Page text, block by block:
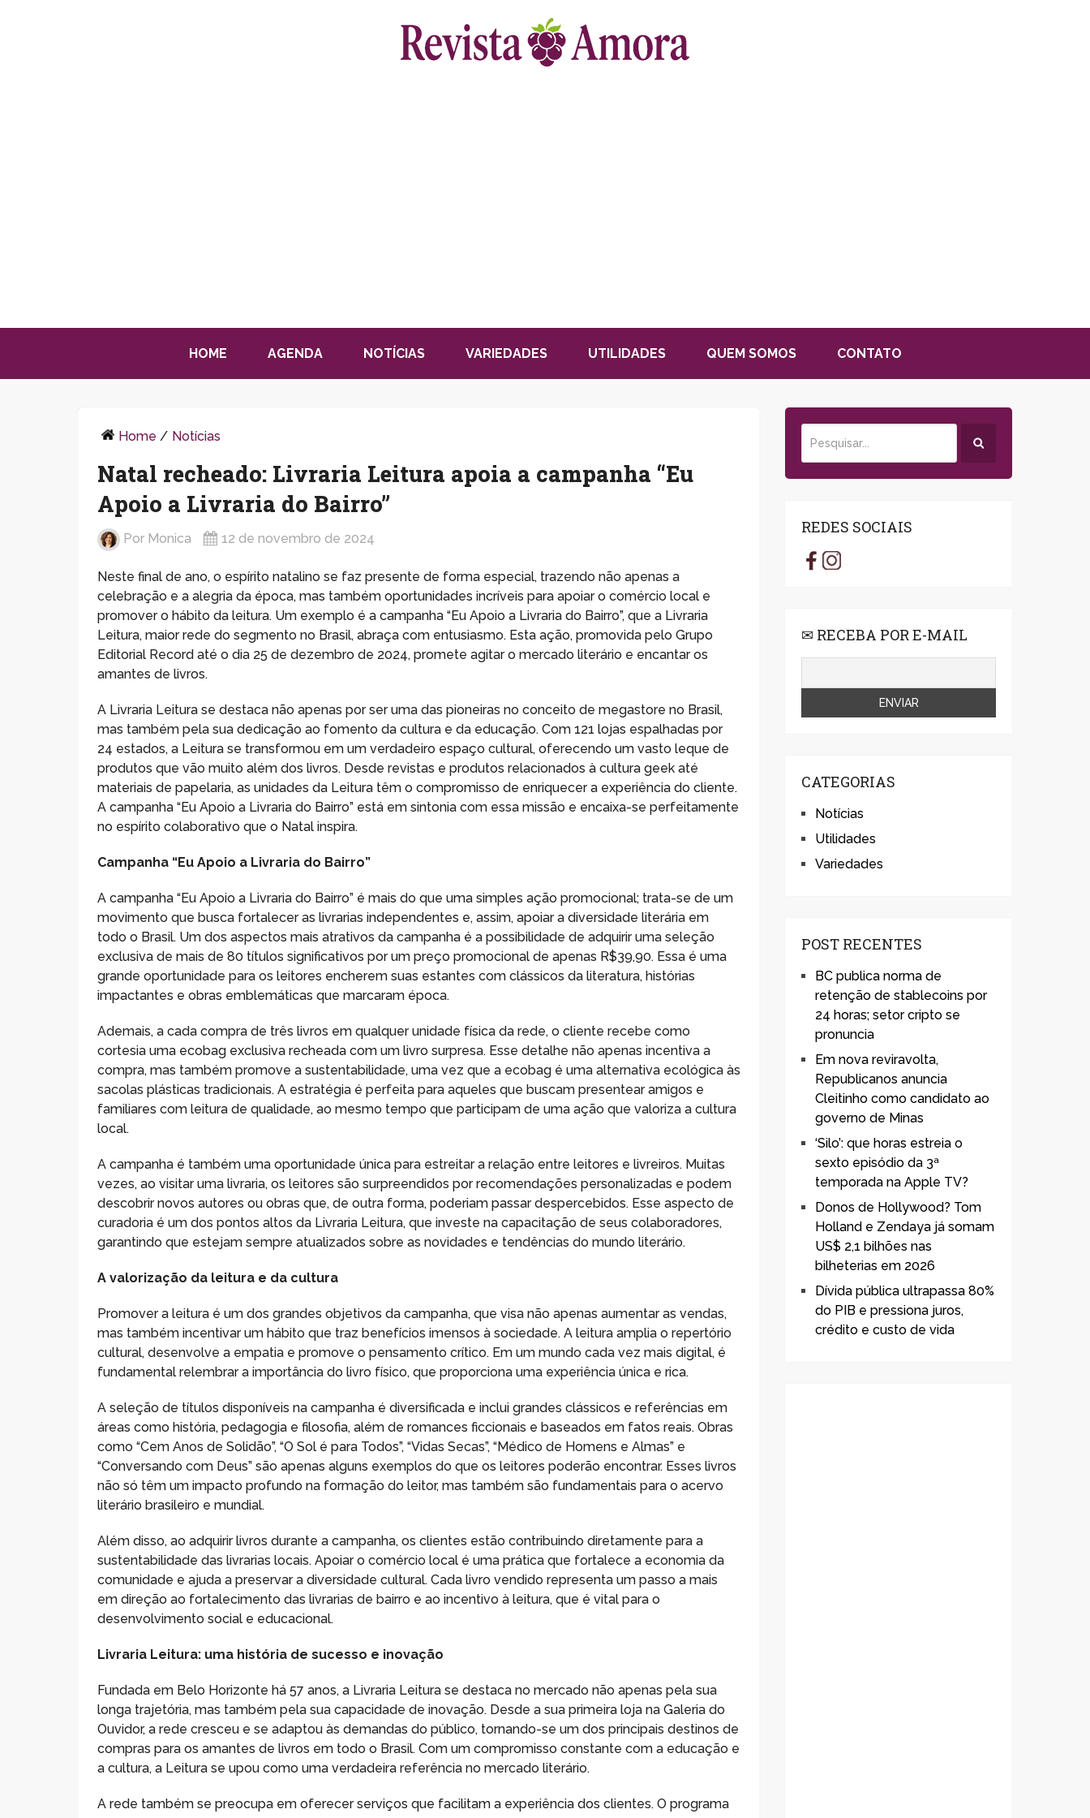
HOME AGENDA NOTÍCIAS VARIEDADES UTILIDADES QUEM SOMOS CONTATO
Home / Notícias
Natal recheado: Livraria Leitura apoia a campanha “Eu
Apoio a Livraria do Bairro”
Por Monica 12 de novembro de 2024
Neste final de ano, o espírito natalino se faz presente de forma especial, trazendo não apenas a
celebração e a alegria da época, mas também oportunidades incríveis para apoiar o comércio local e
promover o hábito da leitura. Um exemplo é a campanha “Eu Apoio a Livraria do Bairro”, que a Livraria
Leitura, maior rede do segmento no Brasil, abraça com entusiasmo. Esta ação, promovida pelo Grupo
Editorial Record até o dia 25 de dezembro de 2024, promete agitar o mercado literário e encantar os
amantes de livros.
A Livraria Leitura se destaca não apenas por ser uma das pioneiras no conceito de megastore no Brasil,
mas também pela sua dedicação ao fomento da cultura e da educação. Com 121 lojas espalhadas por
24 estados, a Leitura se transformou em um verdadeiro espaço cultural, oferecendo um vasto leque de
produtos que vão muito além dos livros. Desde revistas e produtos relacionados à cultura geek até
materiais de papelaria, as unidades da Leitura têm o compromisso de enriquecer a experiência do cliente.
A campanha “Eu Apoio a Livraria do Bairro” está em sintonia com essa missão e encaixa-se perfeitamente
no espírito colaborativo que o Natal inspira.
Campanha “Eu Apoio a Livraria do Bairro”
A campanha “Eu Apoio a Livraria do Bairro” é mais do que uma simples ação promocional; trata-se de um
movimento que busca fortalecer as livrarias independentes e, assim, apoiar a diversidade literária em
todo o Brasil. Um dos aspectos mais atrativos da campanha é a possibilidade de adquirir uma seleção
exclusiva de mais de 80 títulos significativos por um preço promocional de apenas R$39,90. Essa é uma
grande oportunidade para os leitores encherem suas estantes com clássicos da literatura, histórias
impactantes e obras emblemáticas que marcaram época.
Ademais, a cada compra de três livros em qualquer unidade física da rede, o cliente recebe como
cortesia uma ecobag exclusiva recheada com um livro surpresa. Esse detalhe não apenas incentiva a
compra, mas também promove a sustentabilidade, uma vez que a ecobag é uma alternativa ecológica às
sacolas plásticas tradicionais. A estratégia é perfeita para aqueles que buscam presentear amigos e
familiares com leitura de qualidade, ao mesmo tempo que participam de uma ação que valoriza a cultura
local.
A campanha é também uma oportunidade única para estreitar a relação entre leitores e livreiros. Muitas
vezes, ao visitar uma livraria, os leitores são surpreendidos por recomendações personalizadas e podem
descobrir novos autores ou obras que, de outra forma, poderiam passar despercebidos. Esse aspecto de
curadoria é um dos pontos altos da Livraria Leitura, que investe na capacitação de seus colaboradores,
garantindo que estejam sempre atualizados sobre as novidades e tendências do mundo literário.
A valorização da leitura e da cultura
Promover a leitura é um dos grandes objetivos da campanha, que visa não apenas aumentar as vendas,
mas também incentivar um hábito que traz benefícios imensos à sociedade. A leitura amplia o repertório
cultural, desenvolve a empatia e promove o pensamento crítico. Em um mundo cada vez mais digital, é
fundamental relembrar a importância do livro físico, que proporciona uma experiência única e rica.
A seleção de títulos disponíveis na campanha é diversificada e inclui grandes clássicos e referências em
áreas como história, pedagogia e filosofia, além de romances ficcionais e baseados em fatos reais. Obras
como “Cem Anos de Solidão”, “O Sol é para Todos”, “Vidas Secas”, “Médico de Homens e Almas” e
“Conversando com Deus” são apenas alguns exemplos do que os leitores poderão encontrar. Esses livros
não só têm um impacto profundo na formação do leitor, mas também são fundamentais para o acervo
literário brasileiro e mundial.
Além disso, ao adquirir livros durante a campanha, os clientes estão contribuindo diretamente para a
sustentabilidade das livrarias locais. Apoiar o comércio local é uma prática que fortalece a economia da
comunidade e ajuda a preservar a diversidade cultural. Cada livro vendido representa um passo a mais
em direção ao fortalecimento das livrarias de bairro e ao incentivo à leitura, que é vital para o
desenvolvimento social e educacional.
Livraria Leitura: uma história de sucesso e inovação
Fundada em Belo Horizonte há 57 anos, a Livraria Leitura se destaca no mercado não apenas pela sua
longa trajetória, mas também pela sua capacidade de inovação. Desde a sua primeira loja na Galeria do
Ouvidor, a rede cresceu e se adaptou às demandas do público, tornando-se um dos principais destinos de
compras para os amantes de livros em todo o Brasil. Com um compromisso constante com a educação e
a cultura, a Leitura se upou como uma verdadeira referência no mercado literário.
A rede também se preocupa em oferecer serviços que facilitam a experiência dos clientes. O programa
REDES SOCIAIS
✉ RECEBA POR E-MAIL
CATEGORIAS
Notícias
Utilidades
Variedades
POST RECENTES
BC publica norma de
retenção de stablecoins por
24 horas; setor cripto se
pronuncia
Em nova reviravolta,
Republicanos anuncia
Cleitinho como candidato ao
governo de Minas
‘Silo’: que horas estreia o
sexto episódio da 3ª
temporada na Apple TV?
Donos de Hollywood? Tom
Holland e Zendaya já somam
US$ 2,1 bilhões nas
bilheterias em 2026
Dívida pública ultrapassa 80%
do PIB e pressiona juros,
crédito e custo de vida